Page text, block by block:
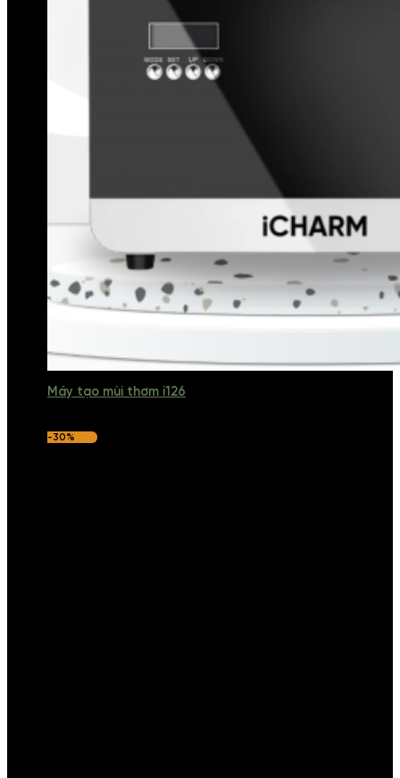
Máy tạo mùi thơm i126
-30%